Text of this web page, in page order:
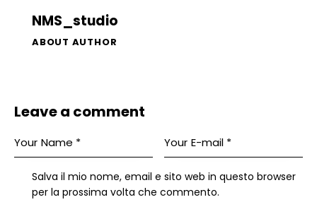
NMS_studio
ABOUT AUTHOR
Leave a comment
Salva il mio nome, email e sito web in questo browser
per la prossima volta che commento.